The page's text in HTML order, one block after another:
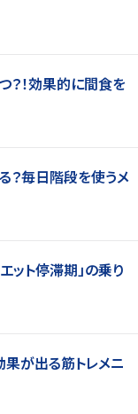
！効果的に間食を
？毎日階段を使うメ
ット停滞期」の乗り
が出る筋トレメニ